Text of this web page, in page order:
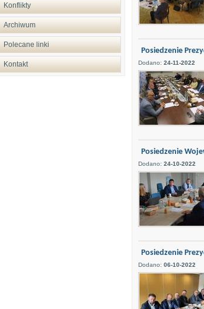
Konflikty
Archiwum
Polecane linki
Kontakt
Posiedzenie
Dodano: 24-11-2022
Posiedzenie
Dodano: 24-10-2022
Posiedzenie
Dodano: 06-10-2022